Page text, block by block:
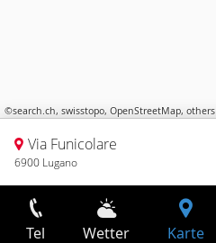
©search.ch, swisstopo, OpenStreetMap, others
Via Funicolare
6900 Lugano
Tel Wetter Karte